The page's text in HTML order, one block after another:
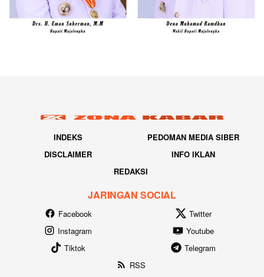
INDEKS
PEDOMAN MEDIA SIBER
DISCLAIMER
INFO IKLAN
REDAKSI
JARINGAN SOCIAL
Facebook
Twitter
Instagram
Youtube
Tiktok
Telegram
RSS